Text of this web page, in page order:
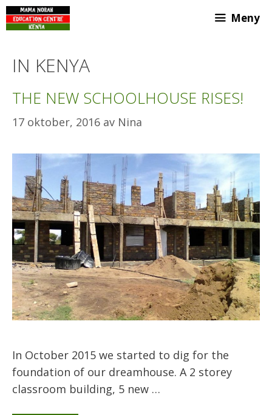
Hoppa
till
Meny
IN KENYA
THE NEW SCHOOLHOUSE RISES!
17 oktober, 2016 av Nina
In October 2015 we started to dig for the
foundation of our dreamhouse. A 2 storey
classroom building, 5 new …